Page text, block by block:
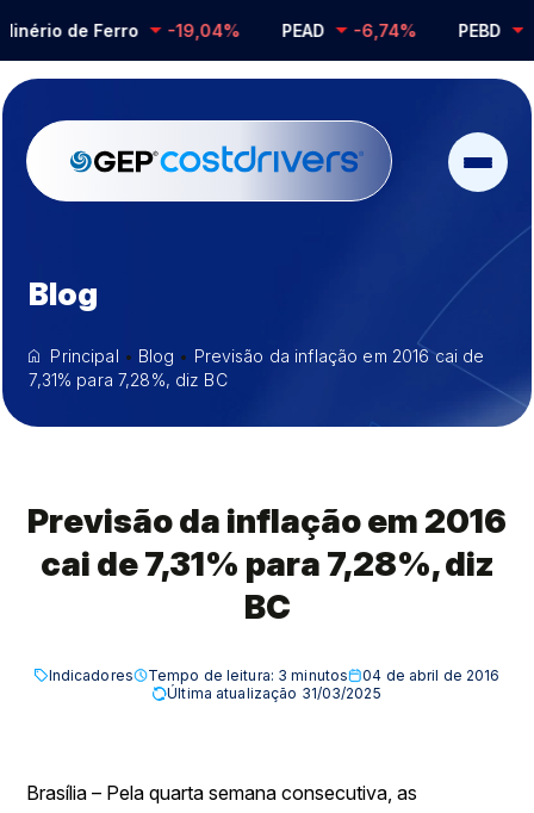
de Ferro -19,04% PEAD -6,74% PEBD -
Blog
Principal • Blog • Previsão da inflação em 2016 cai de
7,31% para 7,28%, diz BC
Previsão da inflação em 2016
cai de 7,31% para 7,28%, diz
BC
Indicadores Tempo de leitura: 3 minutos
04 de abril de 2016
Última atualização 31/03/2025
Brasília – Pela quarta semana consecutiva, as